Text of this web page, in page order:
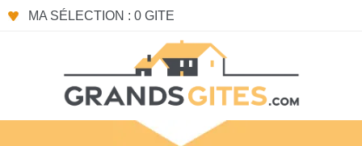
MA SÉLECTION : 0 GITE
Panneau de gestion des cookies